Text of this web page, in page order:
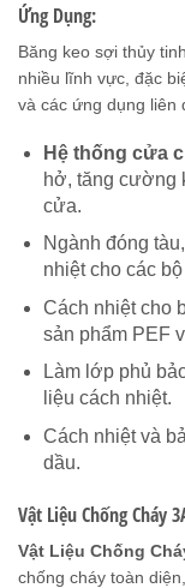
Ứng Dụng:
Băng keo sợi thủy
nhiều lĩnh vực, đặc
và các ứng dụng liên
Hệ thống cửa
hở, tăng cường
cửa.
Ngành đóng
nhiệt cho các
Cách nhiệt cho
sản phẩm PEF
Làm lớp phủ
liệu cách nhiệt.
Cách nhiệt và
dầu.
Vật Liệu Chống Cháy
Vật Liệu Chống
chống cháy toàn